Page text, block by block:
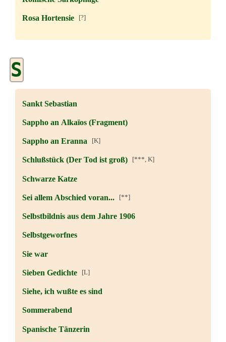
Rosa Hortensie[?]
S
Sankt Sebastian
Sappho an Alkaïos (Fragment)
Sappho an Eranna [K]
Schlußstück (Der Tod ist groß)[***, K]
Schwarze Katze
Sei allem Abschied voran... [**]
Selbstbildnis aus dem Jahre 1906
Selbstgeworfnes
Sie war
Sieben Gedichte[L]
Siehe, ich wußte es sind
Sommerabend
Spanische Tänzerin